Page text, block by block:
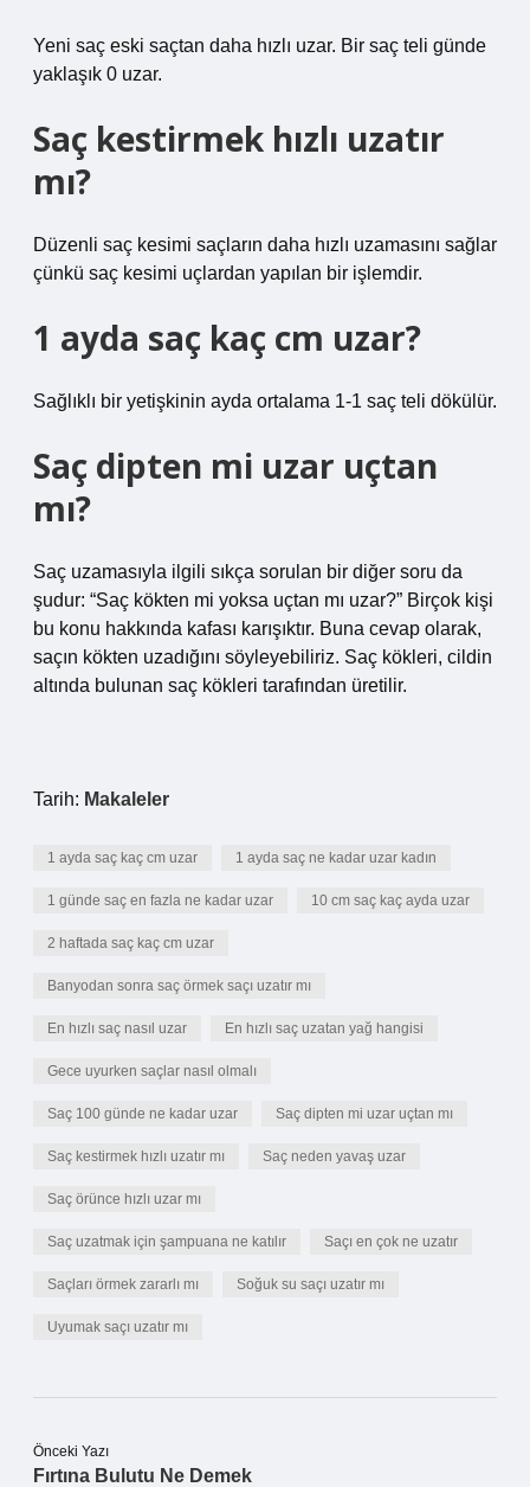
Yeni saç eski saçtan daha hızlı uzar. Bir saç teli günde
yaklaşık 0 uzar.
Saç kestirmek hızlı uzatır
mı?
Düzenli saç kesimi saçların daha hızlı uzamasını sağlar
çünkü saç kesimi uçlardan yapılan bir işlemdir.
1 ayda saç kaç cm uzar?
Sağlıklı bir yetişkinin ayda ortalama 1-1 saç teli dökülür.
Saç dipten mi uzar uçtan
mı?
Saç uzamasıyla ilgili sıkça sorulan bir diğer soru da
şudur: “Saç kökten mi yoksa uçtan mı uzar?” Birçok kişi
bu konu hakkında kafası karışıktır. Buna cevap olarak,
saçın kökten uzadığını söyleyebiliriz. Saç kökleri, cildin
altında bulunan saç kökleri tarafından üretilir.
Tarih: Makaleler
1 ayda saç kaç cm uzar 1 ayda saç ne kadar uzar kadın
1 günde saç en fazla ne kadar uzar 10 cm saç kaç ayda uzar
2 haftada saç kaç cm uzar
Banyodan sonra saç örmek saçı uzatır mı
En hızlı saç nasıl uzar En hızlı saç uzatan yağ hangisi
Gece uyurken saçlar nasıl olmalı
Saç 100 günde ne kadar uzar Saç dipten mi uzar uçtan mı
Saç kestirmek hızlı uzatır mı Saç neden yavaş uzar
Saç örünce hızlı uzar mı
Saç uzatmak için şampuana ne katılır Saçı en çok ne uzatır
Saçları örmek zararlı mı Soğuk su saçı uzatır mı
Uyumak saçı uzatır mı
Önceki Yazı
Fırtına Bulutu Ne Demek